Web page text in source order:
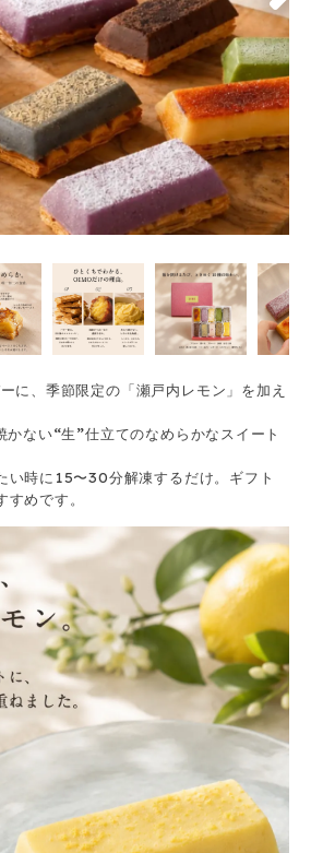
に、季節限定の「瀬戸内レモン」を加え
ない“生”仕立てのなめらかなスイート
い時に15〜30分解凍するだけ。ギフト
めです。